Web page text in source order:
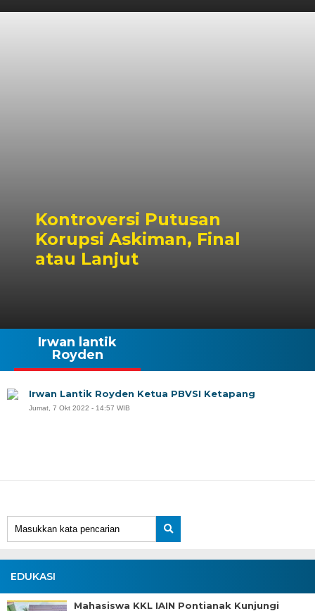
Kontroversi Putusan
Korupsi Askiman, Final
atau Lanjut
EDUKASI
Mahasiswa KKL IAIN Pontianak Kunjungi
Irwan lantik
Royden
Irwan Lantik Royden Ketua PBVSI Ketapang
Jumat, 7 Okt 2022 - 14:57 WIB